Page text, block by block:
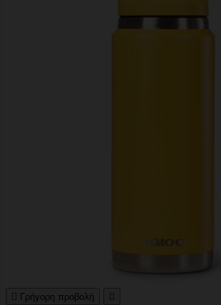
 Γρήγορη προβολή 